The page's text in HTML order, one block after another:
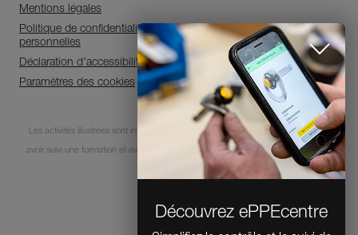
Découvrez ePPEcentre
Simplifiez le contrôle et le suivi de
votre parc d'EPI.
JE DÉCOUVRE L'APP
Mentions légales
Politique de confidentialité et de traitement des données
personnelles
Déclaration d'accessibilité
Paramètres des cookies
Les activités illustrées sont intrinsèquement dangereuses. Chaque utilisateur doit
avoir suivi une formation et avoir des compétences pour l’usage des équipements